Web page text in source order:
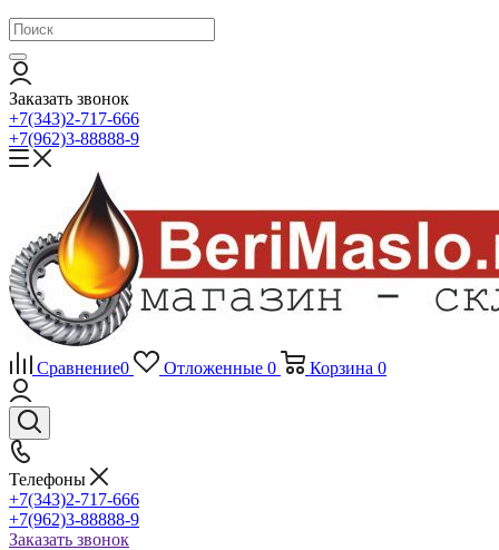
Заказать звонок
+7(343)2-717-666
+7(962)3-88888-9
Сравнение0 Отложенные 0 Корзина 0
Телефоны
+7(343)2-717-666
+7(962)3-88888-9
Заказать звонок